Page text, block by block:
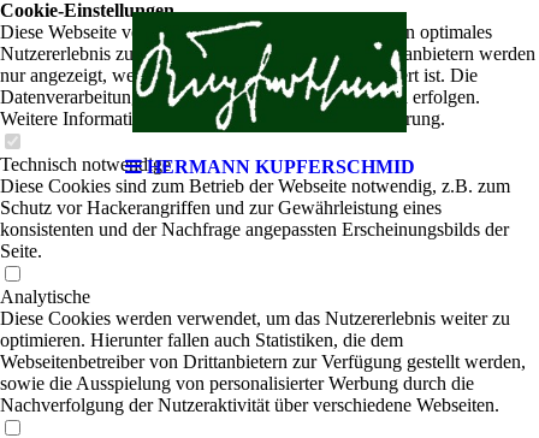
HERMANN KUPFERSCHMID
Cookie-Einstellungen
Diese Webseite verwendet Cookies, um Besuchern ein optimales
Nutzererlebnis zu bieten. Bestimmte Inhalte von Drittanbietern werden
nur angezeigt, wenn die entsprechende Option aktiviert ist. Die
Datenverarbeitung kann dann auch in einem Drittland erfolgen.
Weitere Informationen hierzu in der Datenschutzerklärung.
Technisch notwendige
Diese Cookies sind zum Betrieb der Webseite notwendig, z.B. zum
Schutz vor Hackerangriffen und zur Gewährleistung eines
konsistenten und der Nachfrage angepassten Erscheinungsbilds der
Seite.
Analytische
Diese Cookies werden verwendet, um das Nutzererlebnis weiter zu
optimieren. Hierunter fallen auch Statistiken, die dem
Webseitenbetreiber von Drittanbietern zur Verfügung gestellt werden,
sowie die Ausspielung von personalisierter Werbung durch die
Nachverfolgung der Nutzeraktivität über verschiedene Webseiten.